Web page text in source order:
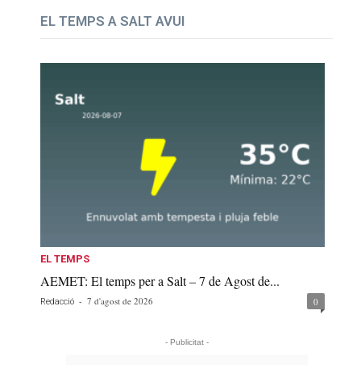
EL TEMPS A SALT AVUI
EL TEMPS
AEMET: El temps per a Salt – 7 de Agost de...
Redacció - 7 d'agost de 2026 0
- Publicitat -